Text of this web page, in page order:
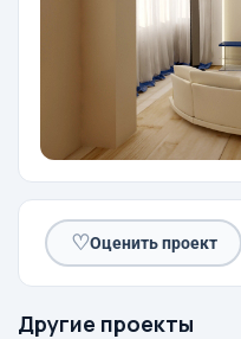
♡Оценить проект
Другие проекты